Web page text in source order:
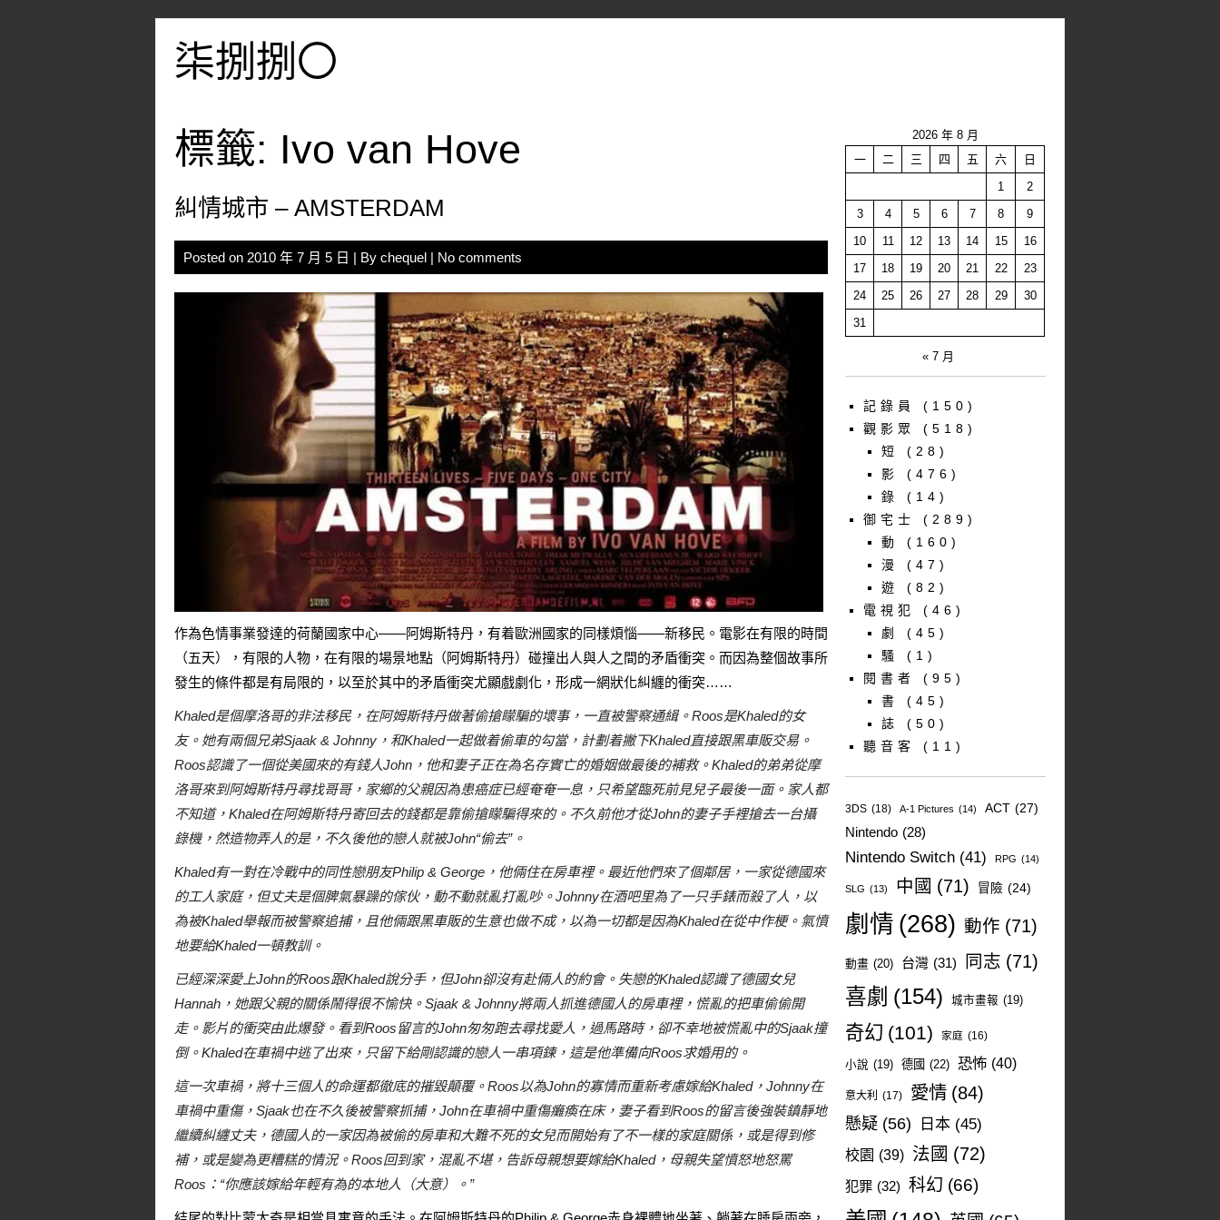
柒捌捌〇
標籤: Ivo van Hove
糾情城市 – AMSTERDAM
Posted on 2010 年 7 月 5 日 | By chequel | No comments
作為色情事業發達的荷蘭國家中心——阿姆斯特丹，有着歐洲國家的同樣煩惱——新移民。電影在有限的時間
（五天），有限的人物，在有限的場景地點（阿姆斯特丹）碰撞出人與人之間的矛盾衝突。而因為整個故事所
發生的條件都是有局限的，以至於其中的矛盾衝突尤顯戲劇化，形成一網狀化糾纏的衝突……
Khaled是個摩洛哥的非法移民，在阿姆斯特丹做著偷搶矇騙的壞事，一直被警察通緝。Roos是Khaled的女
友。她有兩個兄弟Sjaak & Johnny，和Khaled一起做着偷車的勾當，計劃着撇下Khaled直接跟黑車販交易。
Roos認識了一個從美國來的有錢人John，他和妻子正在為名存實亡的婚姻做最後的補救。Khaled的弟弟從摩
洛哥來到阿姆斯特丹尋找哥哥，家鄉的父親因為患癌症已經奄奄一息，只希望臨死前見兒子最後一面。家人都
不知道，Khaled在阿姆斯特丹寄回去的錢都是靠偷搶矇騙得來的。不久前他才從John的妻子手裡搶去一台攝
錄機，然造物弄人的是，不久後他的戀人就被John“偷去”。
Khaled有一對在冷戰中的同性戀朋友Philip & George，他倆住在房車裡。最近他們來了個鄰居，一家從德國來
的工人家庭，但丈夫是個脾氣暴躁的傢伙，動不動就亂打亂吵。Johnny在酒吧里為了一只手錶而殺了人，以
為被Khaled舉報而被警察追捕，且他倆跟黑車販的生意也做不成，以為一切都是因為Khaled在從中作梗。氣憤
地要給Khaled一頓教訓。
已經深深愛上John的Roos跟Khaled說分手，但John卻沒有赴倆人的約會。失戀的Khaled認識了德國女兒
Hannah，她跟父親的關係鬧得很不愉快。Sjaak & Johnny將兩人抓進德國人的房車裡，慌亂的把車偷偷開
走。影片的衝突由此爆發。看到Roos留言的John匆匆跑去尋找愛人，過馬路時，卻不幸地被慌亂中的Sjaak撞
倒。Khaled在車禍中逃了出來，只留下給剛認識的戀人一串項鍊，這是他準備向Roos求婚用的。
這一次車禍，將十三個人的命運都徹底的摧毀顛覆。Roos以為John的寡情而重新考慮嫁給Khaled，Johnny在
車禍中重傷，Sjaak也在不久後被警察抓捕，John在車禍中重傷癱瘓在床，妻子看到Roos的留言後強裝鎮靜地
繼續糾纏丈夫，德國人的一家因為被偷的房車和大難不死的女兒而開始有了不一樣的家庭關係，或是得到修
補，或是變為更糟糕的情況。Roos回到家，混亂不堪，告訴母親想要嫁給Khaled，母親失望憤怒地怒罵
Roos：“你應該嫁給年輕有為的本地人（大意）。”
2026 年 8 月
一
二 三 四 五 六
日
1
2
3
4 5 6 7 8
9
10
11 12 13 14 15
16
17
18 19 20 21 22
23
24
25 26 27 28 29
30
31
« 7 月
記錄員
(150)
觀影眾
(518)
短
(28)
影
(476)
錄
(14)
御宅士
(289)
動
(160)
漫
(47)
遊
(82)
電視犯
(46)
劇
(45)
騷
(1)
閱書者
(95)
書
(45)
誌
(50)
聽音客
(11)
3DS (18) A-1 Pictures (14) ACT (27)
Nintendo (28)
Nintendo Switch (41) RPG (14)
SLG (13) 中國 (71) 冒險 (24)
劇情 (268) 動作 (71)
動畫 (20) 台灣 (31) 同志 (71)
喜劇 (154) 城市畫報 (19)
奇幻 (101) 家庭 (16)
小說 (19) 德國 (22) 恐怖 (40)
意大利 (17) 愛情 (84)
懸疑 (56) 日本 (45)
校園 (39) 法國 (72)
犯罪 (32) 科幻 (66)